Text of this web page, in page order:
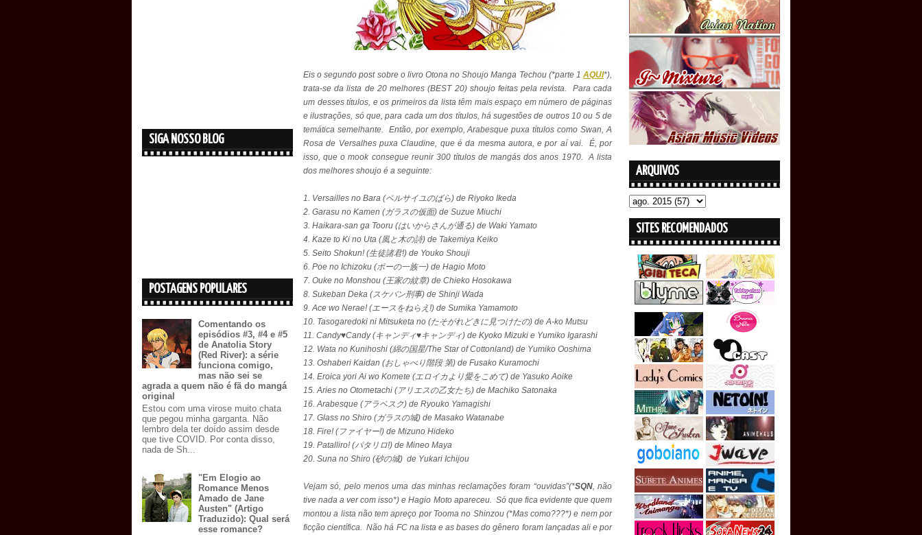
SIGA NOSSO BLOG
POSTAGENS POPULARES
Comentando os
episódios #3, #4 e #5
de Anatolia Story
(Red River): a série
funciona comigo,
mas não sei se
agrada a quem não é fã do mangá
original
Estou com uma virose muito chata
que pegou minha garganta. Não
lembro dela ter doído assim desde
que tive COVID. Por conta disso,
nada de Sh...
"Em Elogio ao
Romance Menos
Amado de Jane
Austen" (Artigo
Traduzido): Qual será
esse romance?
Eis o segundo post sobre o livro Otona no Shoujo Manga Techou (*parte 1 AQUI*),
trata-se da lista de 20 melhores (BEST 20) shoujo feitas pela revista. Para cada
um desses títulos, e os primeiros da lista têm mais espaço em número de páginas
e ilustrações, só que, para cada um dos títulos, há sugestões de outros 10 ou 5 de
temática semelhante. Então, por exemplo, Arabesque puxa títulos como Swan, A
Rosa de Versalhes puxa Claudine, que é da mesma autora, e por aí vai. É, por
isso, que o mook consegue reunir 300 títulos de mangás dos anos 1970. A lista
dos melhores shoujo é a seguinte:
1. Versailles no Bara (ベルサイユのばら) de Riyoko Ikeda
2. Garasu no Kamen (ガラスの仮面) de Suzue Miuchi
3. Haikara-san ga Tooru (はいからさんが通る) de Waki Yamato
4. Kaze to Ki no Uta (風と木の詩) de Takemiya Keiko
5. Seito Shokun! (生徒諸君!) de Youko Shouji
6. Poe no Ichizoku (ポーの一族一) de Hagio Moto
7. Ouke no Monshou (王家の紋章) de Chieko Hosokawa
8. Sukeban Deka (スケバン刑事) de Shinji Wada
9. Ace wo Nerae! (エースをねらえ!) de Sumika Yamamoto
10. Tasogaredoki ni Mitsuketa no (たそがれどきに見つけたの) de A-ko Mutsu
11. Candy♥Candy (キャンディ♥キャンディ) de Kyoko Mizuki e Yumiko Igarashi
12. Wata no Kunihoshi (綿の国星/The Star of Cottonland) de Yumiko Ooshima
13. Oshaberi Kaidan (おしゃべり階段 第) de Fusako Kuramochi
14. Eroica yori Ai wo Komete (エロイカより愛をこめて) de Yasuko Aoike
15. Aries no Otometachi (アリエスの乙女たち) de Machiko Satonaka
16. Arabesque (アラベスク) de Ryouko Yamagishi
17. Glass no Shiro (ガラスの城) de Masako Watanabe
18. Fire! (ファイヤー!) de Mizuno Hideko
19. Patalliro! (パタリロ!) de Mineo Maya
20. Suna no Shiro (砂の城) de Yukari Ichijou
Vejam só, pelo menos uma das minhas reclamações foram “ouvidas”(*SQN, não
tive nada a ver com isso*) e Hagio Moto apareceu. Só que fica evidente que quem
montou a lista não tem apreço por Tooma no Shinzou (*Mas como???*) e nem por
ficção científica. Não há FC na lista e as bases do gênero foram lançadas ali e por
ARQUIVOS
SITES RECOMENDADOS